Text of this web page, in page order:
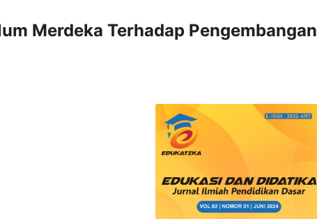
Merdeka Terhadap Pengembangan